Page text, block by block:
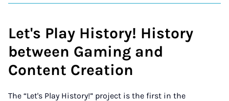
Let's Play History! History
between Gaming and
Content Creation
The “Let's Play History!” project is the first in the